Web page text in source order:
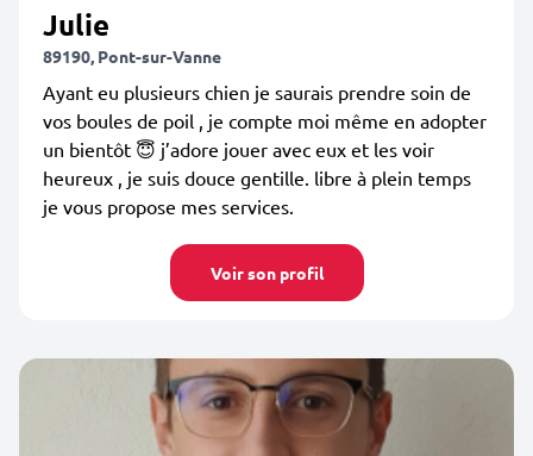
Julie
89190, Pont-sur-Vanne
Ayant eu plusieurs chien je saurais prendre soin de
vos boules de poil , je compte moi même en adopter
un bientôt 😇 j’adore jouer avec eux et les voir
heureux , je suis douce gentille. libre à plein temps
je vous propose mes services.
Voir son profil